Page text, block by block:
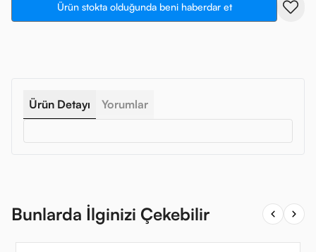
Ürün stokta olduğunda beni haberdar et
Ürün Detayı Yorumlar
Bunlarda İlginizi Çekebilir